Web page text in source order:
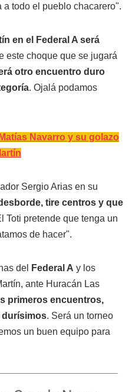
todo el pueblo chacarero".
en el Federal A será
este choque que se jugará
otro encuentro duro
. Ojalá podamos
Matías Navarro y su golazo
Sergio Arias en su
tire centros y que
Toti pretende que tenga un
de hacer".
del Federal A y los
ante Huracán Las
primeros encuentros,
durísimos. Será un torneo
un buen equipo para